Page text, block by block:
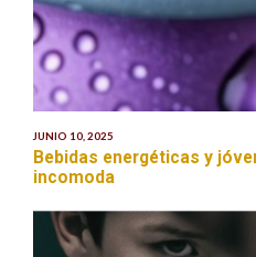
JUNIO 10, 2025
Bebidas energéticas y
incomoda